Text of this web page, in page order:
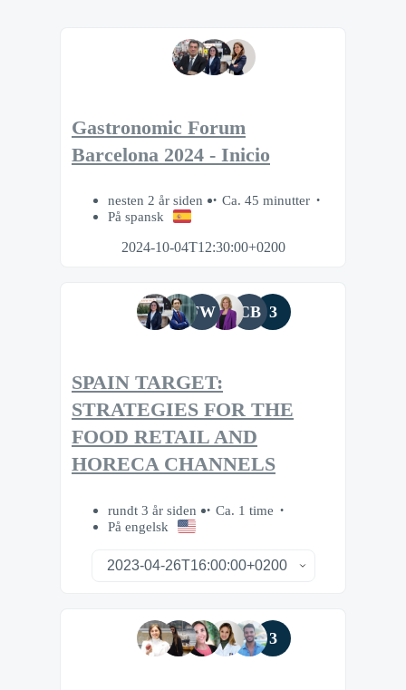
Gastronomic Forum
Barcelona 2024 - Inicio
nesten 2 år siden
Ca. 45 minutter
På spansk
2024-10-04T12:30:00+0200
FW CB 3
SPAIN TARGET:
STRATEGIES FOR THE
FOOD RETAIL AND
HORECA CHANNELS
rundt 3 år siden
Ca. 1 time
På engelsk
3